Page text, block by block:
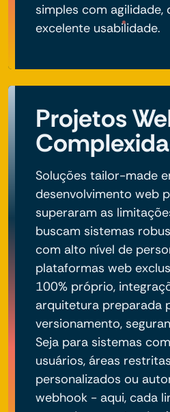
simples com agilidade,
excelente usabilidade.
Projetos
Soluções tailor-made
desenvolvimento web
superaram as
buscam sistemas
com alto nível de
plataformas web
100% próprio,
arquitetura preparada
versionamento,
Seja para sistemas
usuários, áreas
personalizados ou
webhook - aqui, cada